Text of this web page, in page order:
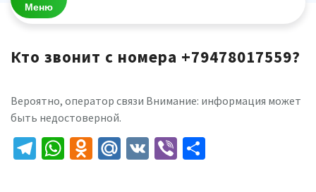
Меню
Кто звонит с номера +79478017559?
Вероятно, оператор связи Внимание: информация может
быть недостоверной.
Telegram
WhatsApp
Odnoklassniki
Mail.Ru
VK Viber